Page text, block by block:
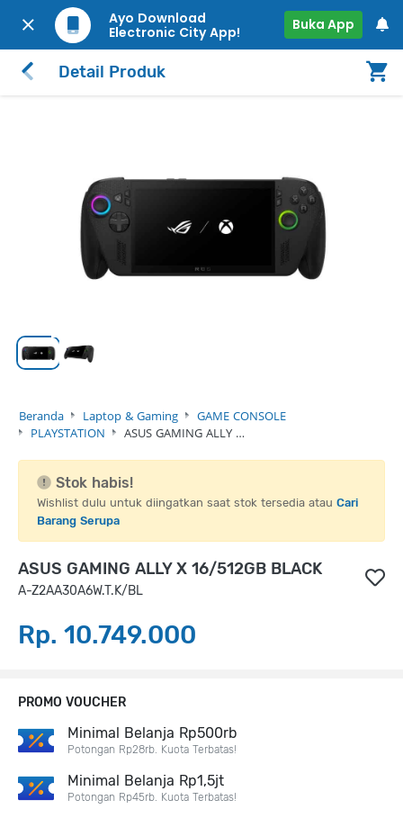
Ayo Download
Electronic City App!
Buka App
Detail Produk
Beranda Laptop & Gaming
GAME CONSOLE
PLAYSTATION
ASUS GAMING ALLY …
Stok habis!
Wishlist dulu untuk diingatkan saat stok tersedia atau Cari
Barang Serupa
ASUS GAMING ALLY X 16/512GB BLACK
A-Z2AA30A6W.T.K/BL
Rp. 10.749.000
PROMO VOUCHER
Minimal Belanja Rp500rb
Potongan Rp28rb. Kuota Terbatas!
Minimal Belanja Rp1,5jt
Potongan Rp45rb. Kuota Terbatas!